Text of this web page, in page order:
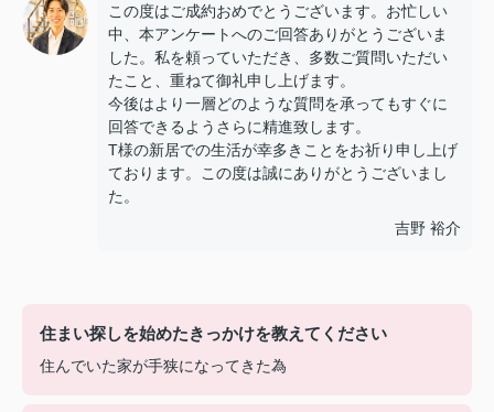
この度はご成約おめでとうございます。お忙しい
中、本アンケートへのご回答ありがとうございま
した。私を頼っていただき、多数ご質問いただい
たこと、重ねて御礼申し上げます。
今後はより一層どのような質問を承ってもすぐに
回答できるようさらに精進致します。
T様の新居での生活が幸多きことをお祈り申し上げ
ております。この度は誠にありがとうございまし
た。
吉野 裕介
住まい探しを始めたきっかけを教えてください
住んでいた家が手狭になってきた為